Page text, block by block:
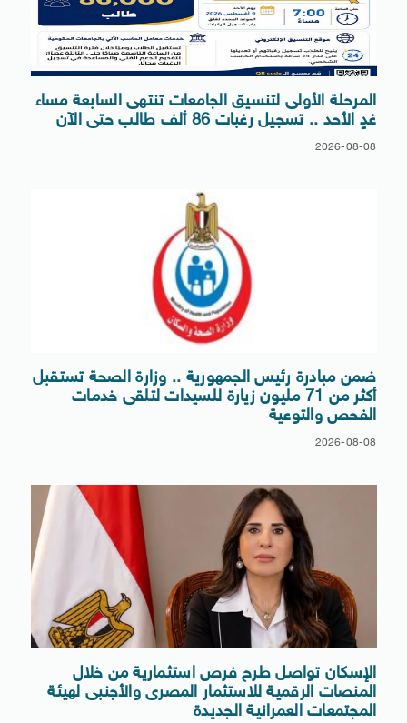
المرحلة الأولى لتنسيق الجامعات تنتهى السابعة مساء
غدٍ الأحد .. تسجيل رغبات 86 ألف طالب حتى الآن
2026-08-08
ضمن مبادرة رئيس الجمهورية .. وزارة الصحة تستقبل
أكثر من 71 مليون زيارة للسيدات لتلقى خدمات
الفحص والتوعية
2026-08-08
الإسكان تواصل طرح فرص استثمارية من خلال
المنصات الرقمية للاستثمار المصرى والأجنبى لهيئة
المجتمعات العمرانية الجديدة